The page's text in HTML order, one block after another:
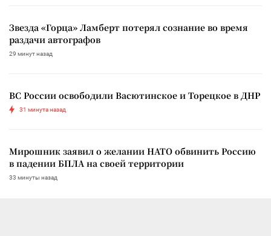
Звезда «Горца» Ламберт потерял сознание во время
раздачи автографов
29 минут назад
ВС России освободили Васютинское и Торецкое в ДНР
31 минута назад
Мирошник заявил о желании НАТО обвинить Россию
в падении БПЛА на своей территории
33 минуты назад